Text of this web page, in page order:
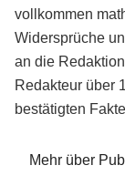
vollkommen
Widersprüche
an die
Redakteur über
bestätigten
Mehr über